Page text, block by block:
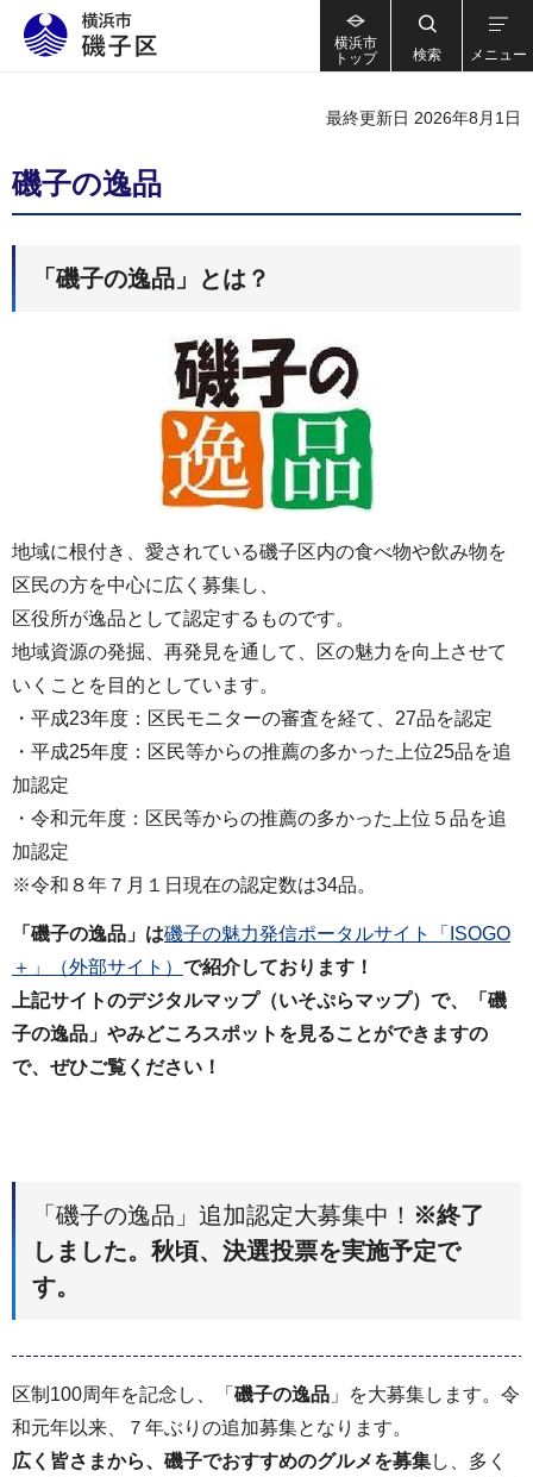
横浜市
トップ
検索 メニュー
最終更新日 2026年8月1日
磯子の逸品
「磯子の逸品」とは？
地域に根付き、愛されている磯子区内の食べ物や飲み物を
区民の方を中心に広く募集し、
区役所が逸品として認定するものです。
地域資源の発掘、再発見を通して、区の魅力を向上させて
いくことを目的としています。
・平成23年度：区民モニターの審査を経て、27品を認定
・平成25年度：区民等からの推薦の多かった上位25品を追
加認定
・令和元年度：区民等からの推薦の多かった上位５品を追
加認定
※令和８年７月１日現在の認定数は34品。
「磯子の逸品」は磯子の魅力発信ポータルサイト「ISOGO
＋」（外部サイト） で紹介しております！
上記サイトのデジタルマップ（いそぷらマップ）で、「磯
子の逸品」やみどころスポットを見ることができますの
で、ぜひご覧ください！
「磯子の逸品」追加認定大募集中！ ※終了
しました。秋頃、決選投票を実施予定で
す。
区制100周年を記念し、「 磯子の逸品 」を大募集します。令
和元年以来、７年ぶりの追加募集となります。
広く皆さまから、磯子でおすすめのグルメを募集し、多く